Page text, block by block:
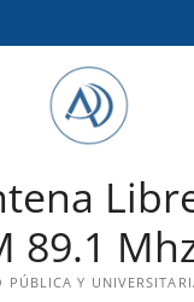
89.1
PÚBLICA Y